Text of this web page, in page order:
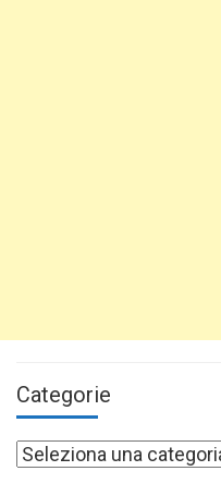
Categorie
Categorie